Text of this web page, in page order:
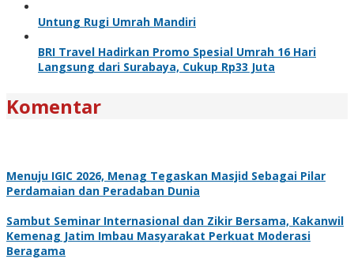
Untung Rugi Umrah Mandiri
BRI Travel Hadirkan Promo Spesial Umrah 16 Hari
Langsung dari Surabaya, Cukup Rp33 Juta
Komentar
Menuju IGIC 2026, Menag Tegaskan Masjid Sebagai Pilar
Perdamaian dan Peradaban Dunia
Sambut Seminar Internasional dan Zikir Bersama, Kakanwil
Kemenag Jatim Imbau Masyarakat Perkuat Moderasi
Beragama